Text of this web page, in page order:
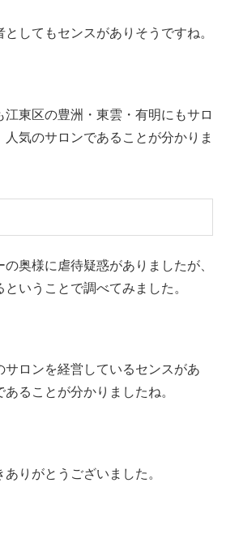
してもセンスがありそうですね。
江東区の豊洲・東雲・有明にもサロ
人気のサロンであることが分かりま
奥様に虐待疑惑がありましたが、
いうことで調べてみました。
サロンを経営しているセンスがあ
ることが分かりましたね。
りがとうございました。